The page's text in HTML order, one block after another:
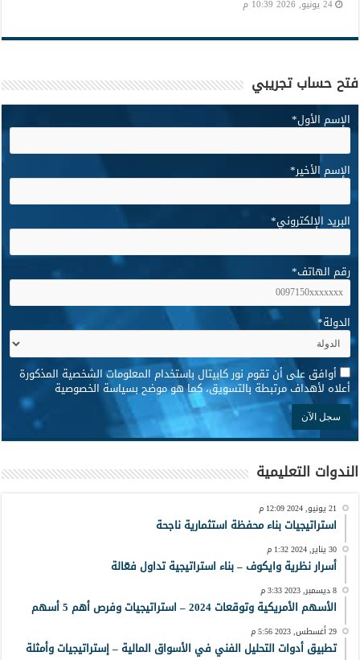
24 يونيو, 2026 10:39 م
فتح حساب تجريبي
الإسم الأول*
الإسم الأخير*
البريد الإلكتروني*
رقم الهاتف*
الدولة*
* أوافق على أن تقوم نور كابيتال باستخدام المعلومات الشخصية المذكورة
أعلاه لأهداف مرتبطة بالتسويق، كما هو موضح بسياسة الخصوصية
الندوات التعليمية
21 يونيو, 2024 12:09 م
استراتيجيات بناء محفظة استثمارية ناجحة
30 يناير, 2024 1:32 م
أسرار نظرية وايكوف – بناء استراتيجية تداول فعّالة
8 ديسمبر, 2023 3:33 م
الأسهم الأمريكية وتوقعات 2024 – استراتيجيات وفرص أهم 5 أسهم
29 أغسطس, 2023 5:56 م
تطبيق أدوات التحليل الفني في الأسواق المالية – إستراتيجيات وأمثلة